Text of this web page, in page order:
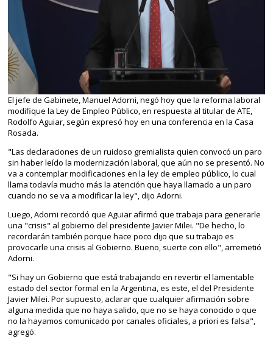
El jefe de Gabinete, Manuel Adorni, negó hoy que la reforma laboral
modifique la Ley de Empleo Público, en respuesta al titular de ATE,
Rodolfo Aguiar, según expresó hoy en una conferencia en la Casa
Rosada.
"Las declaraciones de un ruidoso gremialista quien convocó un paro
sin haber leído la modernización laboral, que aún no se presentó. No
va a contemplar modificaciones en la ley de empleo público, lo cual
llama todavía mucho más la atención que haya llamado a un paro
cuando no se va a modificar la ley", dijo Adorni.
Luego, Adorni recordó que Aguiar afirmó que trabaja para generarle
una "crisis" al gobierno del presidente Javier Milei. "De hecho, lo
recordarán también porque hace poco dijo que su trabajo es
provocarle una crisis al Gobierno. Bueno, suerte con ello", arremetió
Adorni.
"Si hay un Gobierno que está trabajando en revertir el lamentable
estado del sector formal en la Argentina, es este, el del Presidente
Javier Milei. Por supuesto, aclarar que cualquier afirmación sobre
alguna medida que no haya salido, que no se haya conocido o que
no la hayamos comunicado por canales oficiales, a priori es falsa",
agregó.